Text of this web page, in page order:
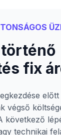
fix
végső
következő
technikai